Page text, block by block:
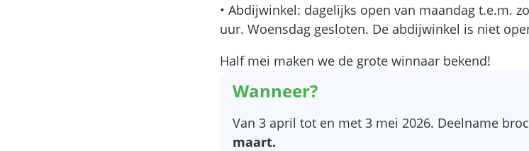
• Abdijwinkel: dagelijks open van maandag t.e.m.
uur. Woensdag gesloten. De abdijwinkel is niet
Half mei maken we de grote winnaar bekend!
Meer info
Wanneer?
Van 3 april tot en met 3 mei 2026. Deelname
maart.